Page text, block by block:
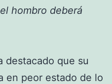
hombro deberá
destacado que su
en peor estado de lo